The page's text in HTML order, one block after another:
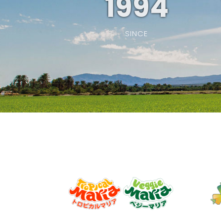
SINCE